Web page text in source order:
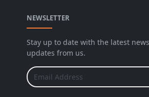
NEWSLETTER
Stay up to date with the latest
updates from us.